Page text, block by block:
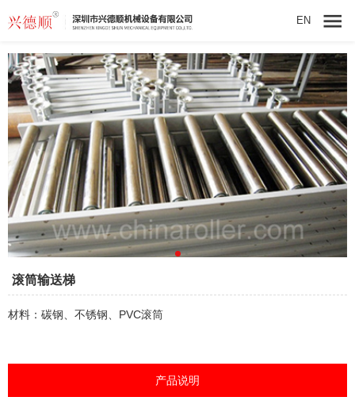
EN
滚筒输送梯
材料：碳钢、不锈钢、PVC滚筒
产品说明